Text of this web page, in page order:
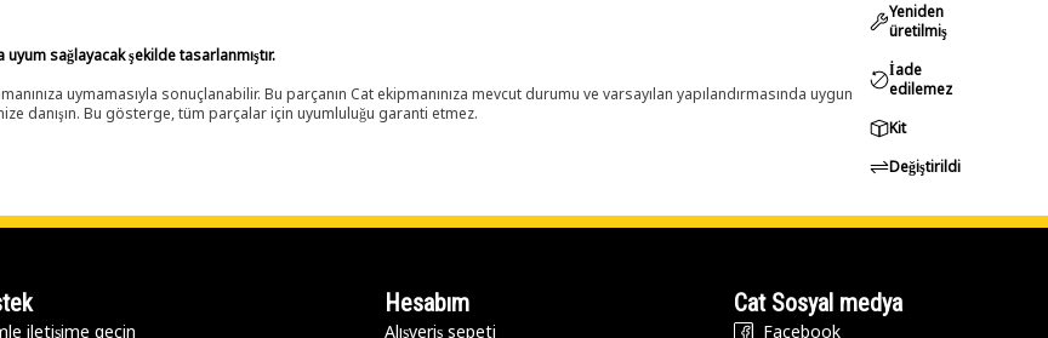
sağlayacak şekilde tasarlanmıştır.
uymamasıyla sonuçlanabilir. Bu parçanın Cat ekipmanınıza mevcut durumu ve varsayılan yapılandırmasında uygun
danışın. Bu gösterge, tüm parçalar için uyumluluğu garanti etmez.
Yeniden
üretilmiş
İade
edilemez
Kit
Değiştirildi
iletişime geçin
Hesabım
Alışveriş sepeti
Cat Sosyal medya
Facebook